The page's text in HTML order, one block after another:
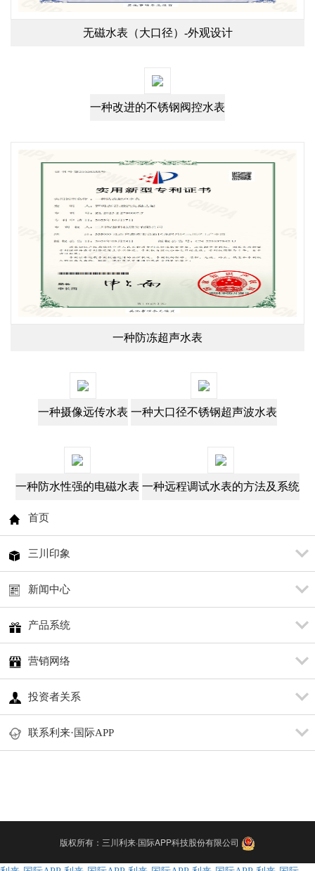
无磁水表（大口径）-外观设计
一种改进的不锈钢阀控水表
一种防冻超声水表
一种摄像远传水表 一种大口径不锈钢超声波水表
一种防水性强的电磁水表 一种远程调试水表的方法及系统
首页
三川印象
新闻中心
产品系统
营销网络
投资者关系
联系利来·国际APP
版权所有：三川利来·国际APP科技股份有限公司